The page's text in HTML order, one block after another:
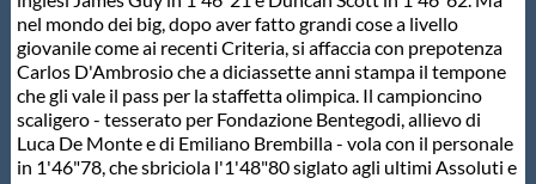
nel mondo dei big, dopo aver fatto grandi cose a livello
giovanile come ai recenti Criteria, si affaccia con prepotenza
Carlos D'Ambrosio che a diciassette anni stampa il tempone
che gli vale il pass per la staffetta olimpica. Il campioncino
scaligero - tesserato per Fondazione Bentegodi, allievo di
Luca De Monte e di Emiliano Brembilla - vola con il personale
in 1'46"78, che sbriciola l'1'48"80 siglato agli ultimi Assoluti e